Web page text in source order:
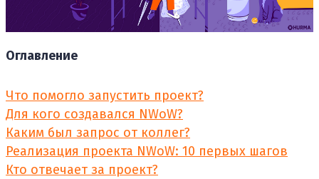
Оглавление
Что помогло запустить проект?
Для кого создавался NWoW?
Каким был запрос от коллег?
Реализация проекта NWoW: 10 первых шагов
Кто отвечает за проект?